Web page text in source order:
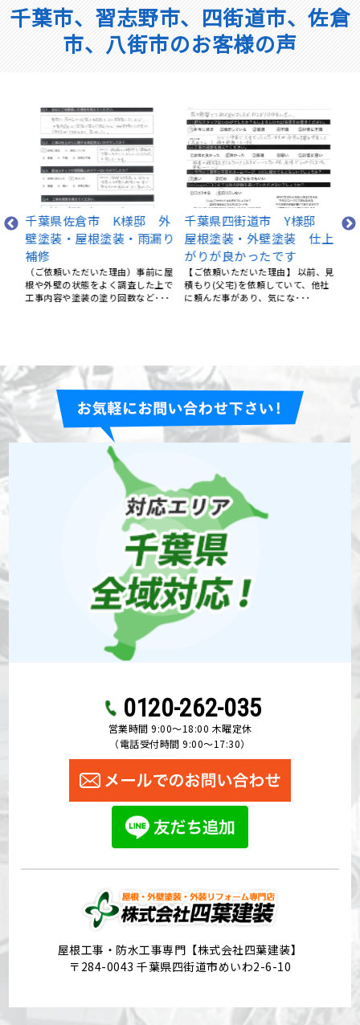
千葉市、習志野市、四街道市、佐倉
市、八街市のお客様の声
千葉県佐倉市 K様邸 外
壁塗装・屋根塗装・雨漏り
補修
（ご依頼いただいた理由）事前に屋
根や外壁の状態をよく調査した上で
千葉県四街道市 Y様邸
屋根塗装・外壁塗装 仕上
がりが良かったです
【ご依頼いただいた理由】 以前、見
積もり(父宅)を依頼していて、他社
0120-262-035
営業時間 9:00〜18:00 木曜定休
（電話受付時間 9:00〜17:30）
屋根工事・防水工事専門【株式会社四葉建装】
〒284-0043 千葉県四街道市めいわ2-6-10